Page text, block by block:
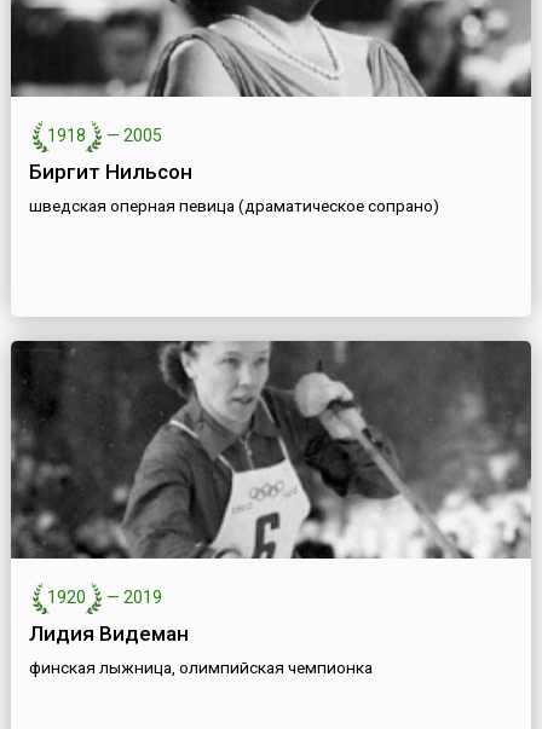
1918 — 2005
Биргит Нильсон
шведская оперная певица (драматическое сопрано)
1920 — 2019
Лидия Видеман
финская лыжница, олимпийская чемпионка